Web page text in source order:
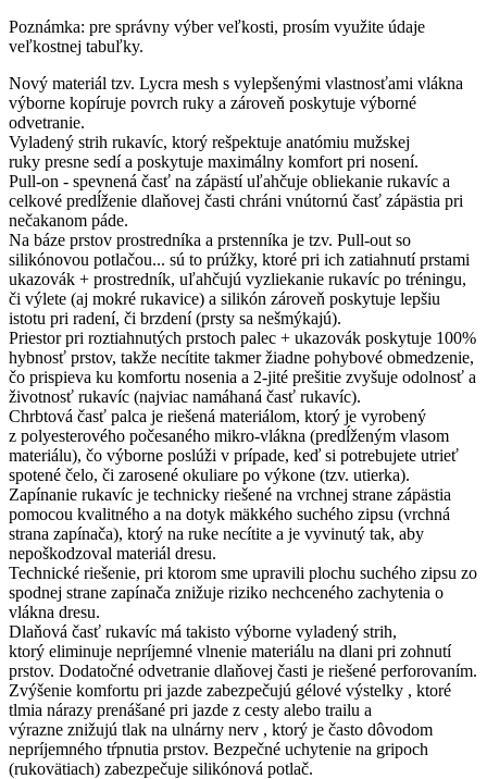
Poznámka: pre správny výber veľkosti, prosím využite údaje
veľkostnej tabuľky.
Nový materiál tzv. Lycra mesh s vylepšenými vlastnosťami vlákna
výborne kopíruje povrch ruky a zároveň poskytuje výborné
odvetranie.
Vyladený strih rukavíc, ktorý rešpektuje anatómiu mužskej
ruky presne sedí a poskytuje maximálny komfort pri nosení.
Pull-on - spevnená časť na zápästí uľahčuje obliekanie rukavíc a
celkové predĺženie dlaňovej časti chráni vnútornú časť zápästia pri
nečakanom páde.
Na báze prstov prostredníka a prstenníka je tzv. Pull-out so
silikónovou potlačou... sú to prúžky, ktoré pri ich zatiahnutí prstami
ukazovák + prostredník, uľahčujú vyzliekanie rukavíc po tréningu,
či výlete (aj mokré rukavice) a silikón zároveň poskytuje lepšiu
istotu pri radení, či brzdení (prsty sa nešmýkajú).
Priestor pri roztiahnutých prstoch palec + ukazovák poskytuje 100%
hybnosť prstov, takže necítite takmer žiadne pohybové obmedzenie,
čo prispieva ku komfortu nosenia a 2-jité prešitie zvyšuje odolnosť a
životnosť rukavíc (najviac namáhaná časť rukavíc).
Chrbtová časť palca je riešená materiálom, ktorý je vyrobený
z polyesterového počesaného mikro-vlákna (predĺženým vlasom
materiálu), čo výborne poslúži v prípade, keď si potrebujete utrieť
spotené čelo, či zarosené okuliare po výkone (tzv. utierka).
Zapínanie rukavíc je technicky riešené na vrchnej strane zápästia
pomocou kvalitného a na dotyk mäkkého suchého zipsu (vrchná
strana zapínača), ktorý na ruke necítite a je vyvinutý tak, aby
nepoškodzoval materiál dresu.
Technické riešenie, pri ktorom sme upravili plochu suchého zipsu zo
spodnej strane zapínača znižuje riziko nechceného zachytenia o
vlákna dresu.
Dlaňová časť rukavíc má takisto výborne vyladený strih,
ktorý eliminuje nepríjemné vlnenie materiálu na dlani pri zohnutí
prstov. Dodatočné odvetranie dlaňovej časti je riešené perforovaním.
Zvýšenie komfortu pri jazde zabezpečujú gélové výstelky , ktoré
tlmia nárazy prenášané pri jazde z cesty alebo trailu a
výrazne znižujú tlak na ulnárny nerv , ktorý je často dôvodom
nepríjemného tŕpnutia prstov. Bezpečné uchytenie na gripoch
(rukovätiach) zabezpečuje silikónová potlač.